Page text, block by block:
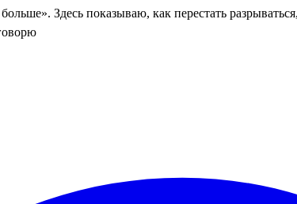
Здесь показываю, как перестать